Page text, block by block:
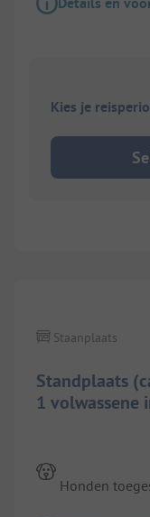
Kies je
Standplaats
1 volwassene
Staanplaats
Honden